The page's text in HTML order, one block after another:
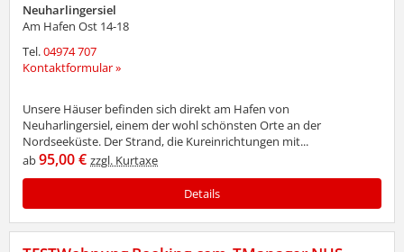
Neuharlingersiel
Am Hafen Ost 14-18
Tel.04974 707
Kontaktformular »
Unsere Häuser befinden sich direkt am Hafen von
Neuharlingersiel, einem der wohl schönsten Orte an der
Nordseeküste. Der Strand, die Kureinrichtungen mit...
ab95,00 € zzgl. Kurtaxe
Details